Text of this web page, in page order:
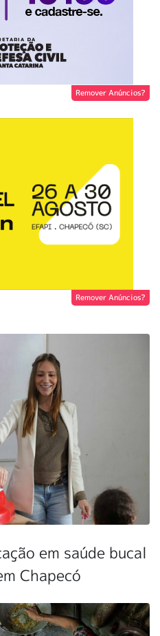
Remover Anúncios?
Remover Anúncios?
em saúde bucal
Chapecó